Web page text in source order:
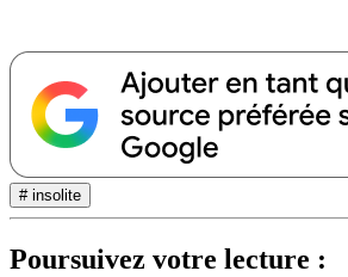
# insolite
Poursuivez votre lecture :